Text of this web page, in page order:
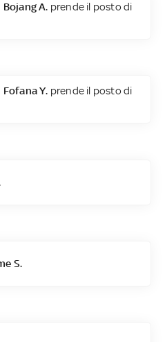
Bojang A. prende il posto di
Fofana Y. prende il posto di
S.